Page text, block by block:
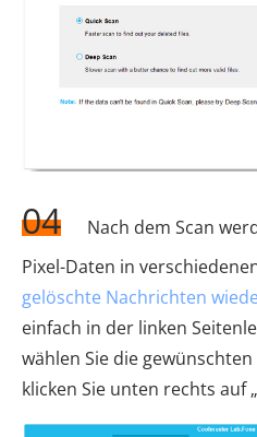
04
Nach dem Scan
Pixel-Daten in
gelöschte Nachrichten
einfach in der linken
wählen Sie die
klicken Sie unten rechts auf